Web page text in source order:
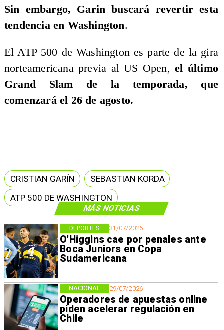
MÁS NOTICIAS
31/07/2026
O'Higgins cae por penales ante
Boca Juniors en Copa
Sudamericana
DEPORTES
29/07/2026
Operadores de apuestas online
piden acelerar regulación en
Chile
NACIONAL
Sin embargo, Garin buscará revertir esta
tendencia en Washington.
El ATP 500 de Washington es parte de la gira
norteamericana previa al US Open,el último
Grand Slam de la temporada, que
comenzará el 26 de agosto.
CRISTIAN GARÍN
SEBASTIAN KORDA
ATP 500 DE WASHINGTON